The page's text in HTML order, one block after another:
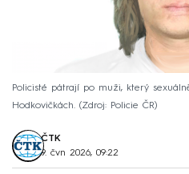
Policisté pátrají po muži, který
Hodkovičkách.
Zdroj: Policie ČR
ČTK
9. čvn 2026, 09:22